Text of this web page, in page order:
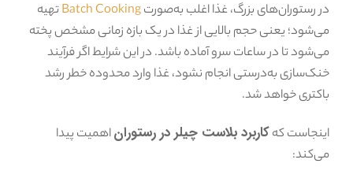
در رستوران‌های بزرگ، غذا اغلب به‌صورتBatch Cookingتهیه
می‌شود؛ یعنی حجم بالایی از غذا در یک بازه زمانی مشخص پخته
می‌شود تا در ساعات سرو آماده باشد. در این شرایط اگر فرآیند
خنک‌سازی به‌درستی انجام نشود، غذا وارد محدوده خطر رشد
باکتری خواهد شد.
اینجاست کهکاربرد بلاست چیلر در رستوراناهمیت پیدا
می‌کند: